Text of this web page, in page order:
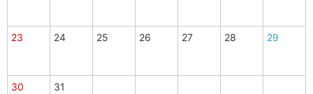
23 24 25 26 27 28 29
30 31